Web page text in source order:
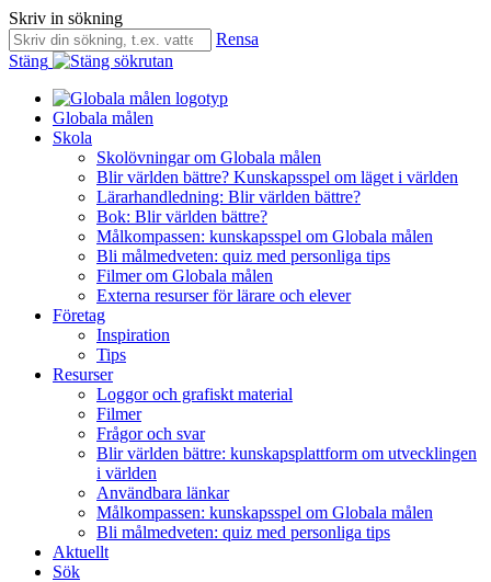
Skriv in sökning
Rensa
Stäng
Globala målen
Skola
Skolövningar om Globala målen
Blir världen bättre? Kunskapsspel om läget i världen
Lärarhandledning: Blir världen bättre?
Bok: Blir världen bättre?
Målkompassen: kunskapsspel om Globala målen
Bli målmedveten: quiz med personliga tips
Filmer om Globala målen
Externa resurser för lärare och elever
Företag
Inspiration
Tips
Resurser
Loggor och grafiskt material
Filmer
Frågor och svar
Blir världen bättre: kunskapsplattform om utvecklingen
i världen
Användbara länkar
Målkompassen: kunskapsspel om Globala målen
Bli målmedveten: quiz med personliga tips
Aktuellt
Sök